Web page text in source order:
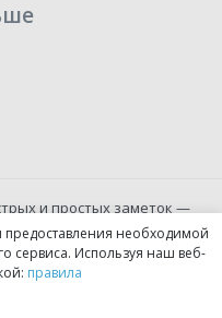
и простых заметок —
из браузера.
предоставления необходимой
сервиса. Используя наш веб-
правила